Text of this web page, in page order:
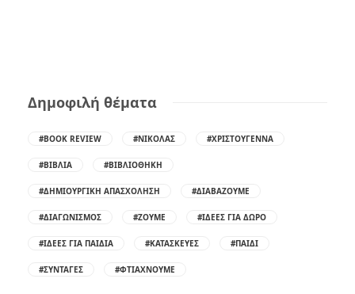
Δημοφιλή θέματα
#BOOK REVIEW #ΝΙΚΌΛΑΣ #ΧΡΙΣΤΟΎΓΕΝΝΑ
#ΒΙΒΛΊΑ #ΒΙΒΛΙΟΘΉΚΗ
#ΔΗΜΙΟΥΡΓΙΚΉ ΑΠΑΣΧΌΛΗΣΗ #ΔΙΑΒΆΖΟΥΜΕ
#ΔΙΑΓΩΝΙΣΜΌΣ #ΖΟΎΜΕ #ΙΔΈΕΣ ΓΙΑ ΔΏΡΟ
#ΙΔΈΕΣ ΓΙΑ ΠΑΙΔΙΆ #ΚΑΤΑΣΚΕΥΈΣ #ΠΑΙΔΊ
#ΣΥΝΤΑΓΈΣ #ΦΤΙΆΧΝΟΥΜΕ